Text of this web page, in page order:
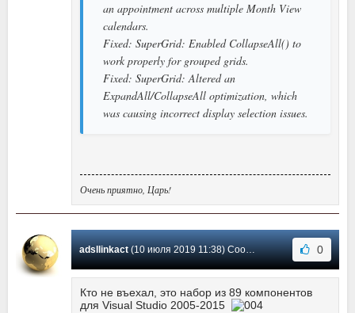
an appointment across multiple Month View
calendars.
Fixed: SuperGrid: Enabled CollapseAll() to
work properly for grouped grids.
Fixed: SuperGrid: Altered an
ExpandAll/CollapseAll optimization, which
was causing incorrect display selection issues.
Очень приятно, Царь!
adsllinkact(10 июля 2019 11:38) Сообщение #9 0
Кто не въехал, это набор из 89 компонентов
для Visual Studio 2005-2015